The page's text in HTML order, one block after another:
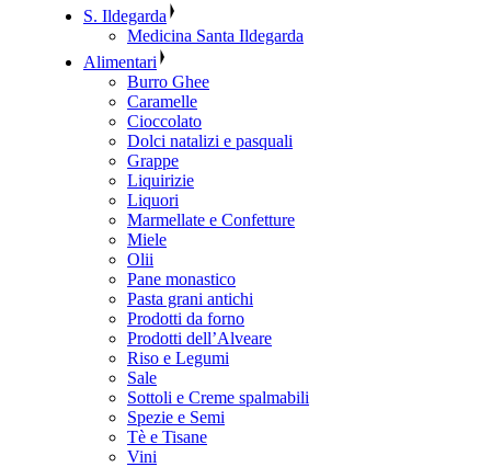
S. Ildegarda
Medicina Santa Ildegarda
Alimentari
Burro Ghee
Caramelle
Cioccolato
Dolci natalizi e pasquali
Grappe
Liquirizie
Liquori
Marmellate e Confetture
Miele
Olii
Pane monastico
Pasta grani antichi
Prodotti da forno
Prodotti dell’Alveare
Riso e Legumi
Sale
Sottoli e Creme spalmabili
Spezie e Semi
Tè e Tisane
Vini